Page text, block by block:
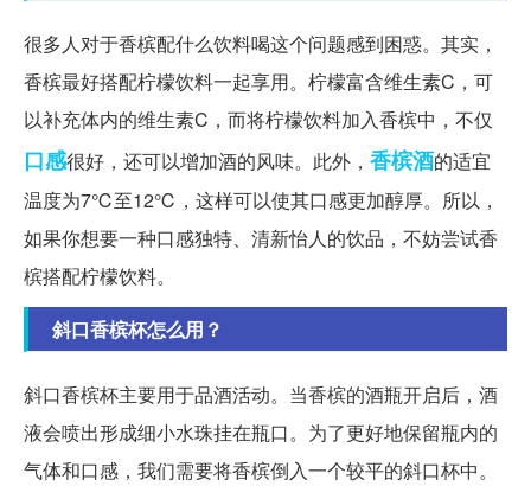
很多人对于香槟配什么饮料喝这个问题感到困惑。其实，
香槟最好搭配柠檬饮料一起享用。柠檬富含维生素C，可
以补充体内的维生素C，而将柠檬饮料加入香槟中，不仅
口感很好，还可以增加酒的风味。此外， 香槟酒的适宜
温度为7℃至12℃，这样可以使其口感更加醇厚。所以，
如果你想要一种口感独特、清新怡人的饮品，不妨尝试香
槟搭配柠檬饮料。
斜口香槟杯怎么用？
斜口香槟杯主要用于品酒活动。当香槟的酒瓶开启后，酒
液会喷出形成细小水珠挂在瓶口。为了更好地保留瓶内的
气体和口感，我们需要将香槟倒入一个较平的斜口杯中。